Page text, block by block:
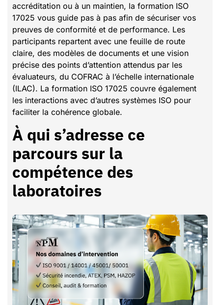
accréditation ou à un maintien, la formation ISO
17025 vous guide pas à pas afin de sécuriser vos
preuves de conformité et de performance. Les
participants repartent avec une feuille de route
claire, des modèles de documents et une vision
précise des points d’attention attendus par les
évaluateurs, du COFRAC à l’échelle internationale
(ILAC). La formation ISO 17025 couvre également
les interactions avec d’autres systèmes ISO pour
faciliter la cohérence globale.
À qui s’adresse ce
parcours sur la
compétence des
laboratoires